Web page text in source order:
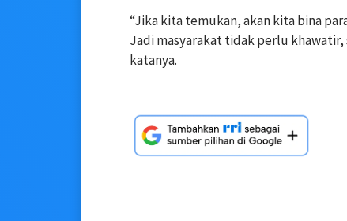
“Jika kita temukan, akan kita bina
Jadi masyarakat tidak perlu
katanya.